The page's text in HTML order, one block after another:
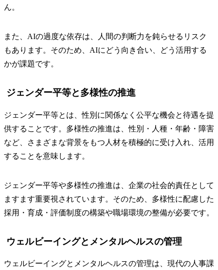
ん。
また、AIの過度な依存は、人間の判断力を鈍らせるリスク
もあります。そのため、AIにどう向き合い、どう活用する
かが課題です。
ジェンダー平等と多様性の推進
ジェンダー平等とは、性別に関係なく公平な機会と待遇を提
供することです。多様性の推進は、性別・人種・年齢・障害
など、さまざまな背景をもつ人材を積極的に受け入れ、活用
することを意味します。
ジェンダー平等や多様性の推進は、企業の社会的責任として
ますます重要視されています。そのため、多様性に配慮した
採用・育成・評価制度の構築や職場環境の整備が必要です。
ウェルビーイングとメンタルヘルスの管理
ウェルビーイングとメンタルヘルスの管理は、現代の人事課